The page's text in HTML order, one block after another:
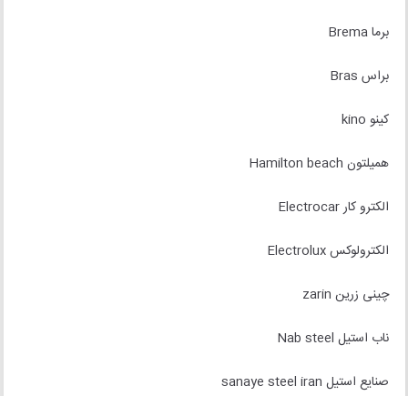
برما Brema
براس Bras
کینو kino
همیلتون Hamilton beach
الکترو کار Electrocar
الکترولوکس Electrolux
چینی زرین zarin
ناب استیل Nab steel
صنایع استیل sanaye steel iran